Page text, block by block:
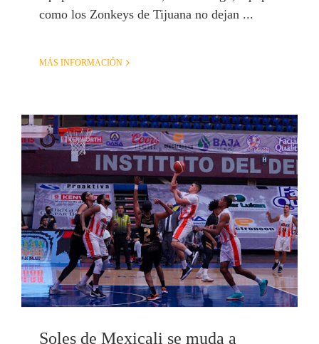
como los Zonkeys de Tijuana no dejan ...
MÁS INFORMACIÓN
Soles de Mexicali se muda a